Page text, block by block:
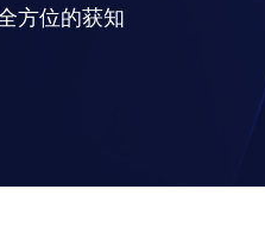
方位的获知